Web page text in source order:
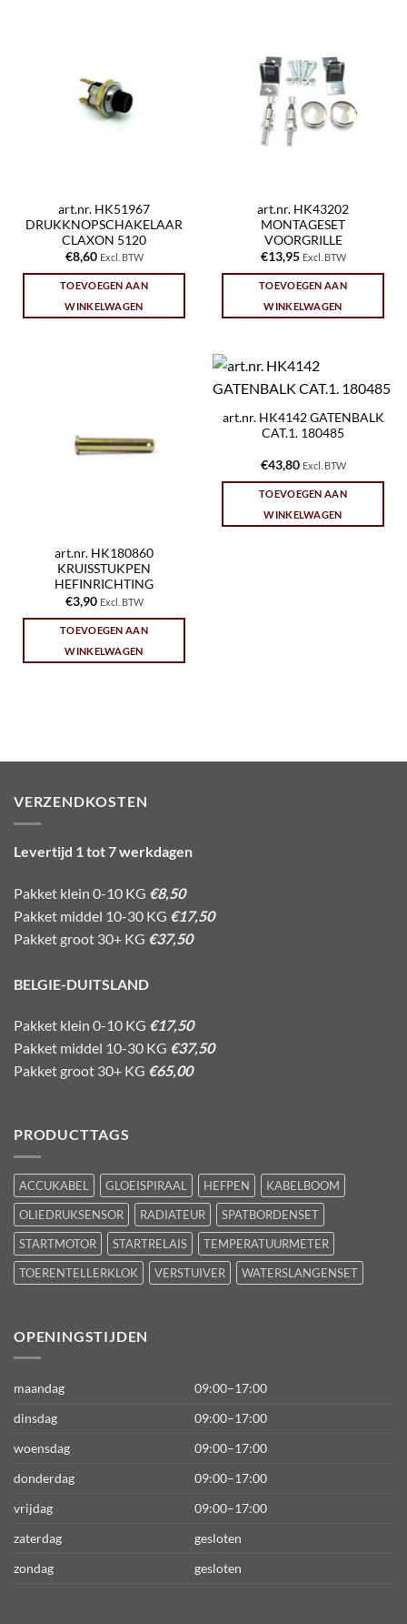
art.nr. HK51967
DRUKKNOPSCHAKELAAR
CLAXON 5120
€8,60 Excl. BTW
TOEVOEGEN AAN
WINKELWAGEN
art.nr. HK43202
MONTAGESET
VOORGRILLE
€13,95 Excl. BTW
TOEVOEGEN AAN
WINKELWAGEN
art.nr. HK180860
KRUISSTUKPEN
HEFINRICHTING
€3,90 Excl. BTW
TOEVOEGEN AAN
WINKELWAGEN
art.nr. HK4142 GATENBALK
CAT.1. 180485
€43,80 Excl. BTW
TOEVOEGEN AAN
WINKELWAGEN
VERZENDKOSTEN
Levertijd 1 tot 7 werkdagen
Pakket klein 0-10 KG €8,50
Pakket middel 10-30 KG €17,50
Pakket groot 30+ KG €37,50
BELGIE-DUITSLAND
Pakket klein 0-10 KG €17,50
Pakket middel 10-30 KG €37,50
Pakket groot 30+ KG €65,00
PRODUCTTAGS
ACCUKABEL GLOEISPIRAAL HEFPEN
KABELBOOM
OLIEDRUKSENSOR
RADIATEUR
SPATBORDENSET
STARTMOTOR
STARTRELAIS
TEMPERATUURMETER
TOERENTELLERKLOK
VERSTUIVER WATERSLANGENSET
OPENINGSTIJDEN
maandag
09:00–17:00
dinsdag
09:00–17:00
woensdag
09:00–17:00
donderdag
09:00–17:00
vrijdag
09:00–17:00
zaterdag
gesloten
zondag
gesloten